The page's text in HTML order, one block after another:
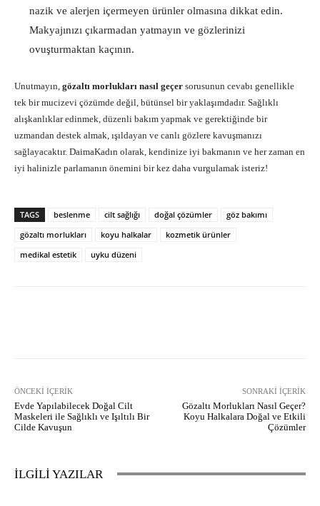
nazik ve alerjen içermeyen ürünler olmasına dikkat edin.
Makyajınızı çıkarmadan yatmayın ve gözlerinizi
ovuşturmaktan kaçının.
Unutmayın, gözaltı morlukları nasıl geçer sorusunun cevabı genellikle
tek bir mucizevi çözümde değil, bütünsel bir yaklaşımdadır. Sağlıklı
alışkanlıklar edinmek, düzenli bakım yapmak ve gerektiğinde bir
uzmandan destek almak, ışıldayan ve canlı gözlere kavuşmanızı
sağlayacaktır. DaimaKadın olarak, kendinize iyi bakmanın ve her zaman en
iyi halinizle parlamanın önemini bir kez daha vurgulamak isteriz!
TAGS beslenme cilt sağlığı doğal çözümler
göz bakımı
gözaltı morlukları
koyu halkalar
kozmetik ürünler
medikal estetik
uyku düzeni
ÖNCEKI İÇERIK
Evde Yapılabilecek Doğal Cilt
Maskeleri ile Sağlıklı ve Işıltılı Bir
Cilde Kavuşun
SONRAKI İÇERIK
Gözaltı Morlukları Nasıl Geçer?
Koyu Halkalara Doğal ve Etkili
Çözümler
İLGİLİ YAZILAR